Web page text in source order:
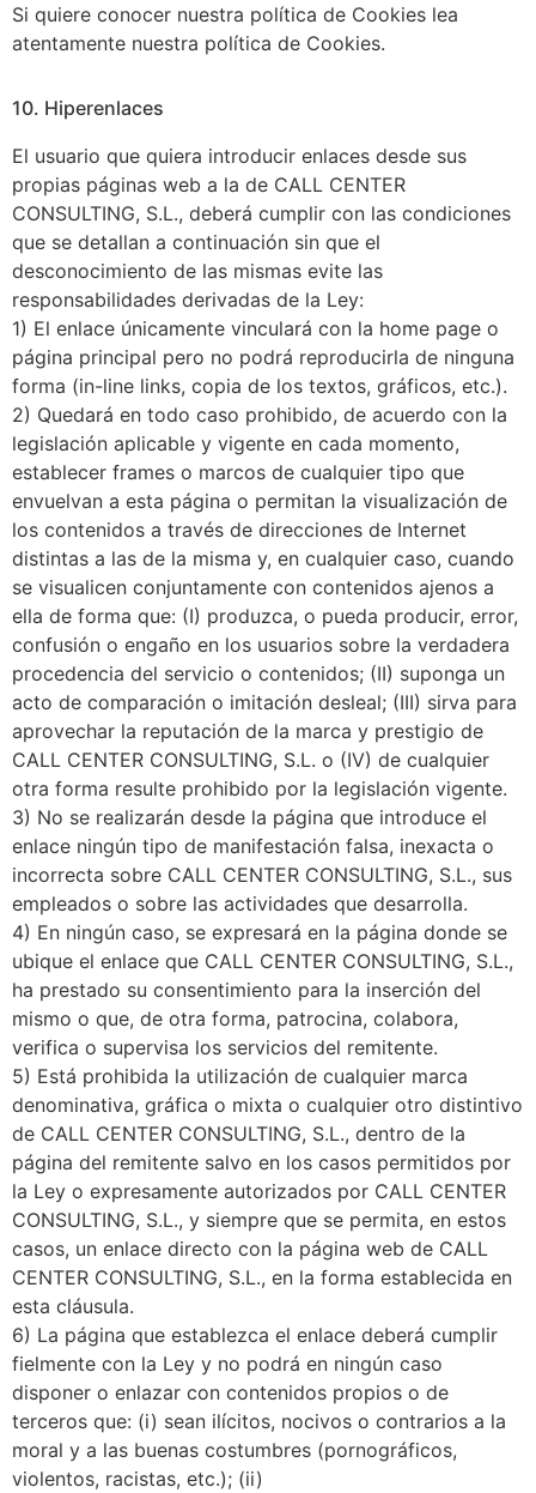
Si quiere conocer nuestra política de Cookies lea
atentamente nuestra política de Cookies.
10. Hiperenlaces
El usuario que quiera introducir enlaces desde sus
propias páginas web a la de CALL CENTER
CONSULTING, S.L., deberá cumplir con las condiciones
que se detallan a continuación sin que el
desconocimiento de las mismas evite las
responsabilidades derivadas de la Ley:
1) El enlace únicamente vinculará con la home page o
página principal pero no podrá reproducirla de ninguna
forma (in-line links, copia de los textos, gráficos, etc.).
2) Quedará en todo caso prohibido, de acuerdo con la
legislación aplicable y vigente en cada momento,
establecer frames o marcos de cualquier tipo que
envuelvan a esta página o permitan la visualización de
los contenidos a través de direcciones de Internet
distintas a las de la misma y, en cualquier caso, cuando
se visualicen conjuntamente con contenidos ajenos a
ella de forma que: (I) produzca, o pueda producir, error,
confusión o engaño en los usuarios sobre la verdadera
procedencia del servicio o contenidos; (II) suponga un
acto de comparación o imitación desleal; (III) sirva para
aprovechar la reputación de la marca y prestigio de
CALL CENTER CONSULTING, S.L. o (IV) de cualquier
otra forma resulte prohibido por la legislación vigente.
3) No se realizarán desde la página que introduce el
enlace ningún tipo de manifestación falsa, inexacta o
incorrecta sobre CALL CENTER CONSULTING, S.L., sus
empleados o sobre las actividades que desarrolla.
4) En ningún caso, se expresará en la página donde se
ubique el enlace que CALL CENTER CONSULTING, S.L.,
ha prestado su consentimiento para la inserción del
mismo o que, de otra forma, patrocina, colabora,
verifica o supervisa los servicios del remitente.
5) Está prohibida la utilización de cualquier marca
denominativa, gráfica o mixta o cualquier otro distintivo
de CALL CENTER CONSULTING, S.L., dentro de la
página del remitente salvo en los casos permitidos por
la Ley o expresamente autorizados por CALL CENTER
CONSULTING, S.L., y siempre que se permita, en estos
casos, un enlace directo con la página web de CALL
CENTER CONSULTING, S.L., en la forma establecida en
esta cláusula.
6) La página que establezca el enlace deberá cumplir
fielmente con la Ley y no podrá en ningún caso
disponer o enlazar con contenidos propios o de
terceros que: (i) sean ilícitos, nocivos o contrarios a la
moral y a las buenas costumbres (pornográficos,
violentos, racistas, etc.); (ii)